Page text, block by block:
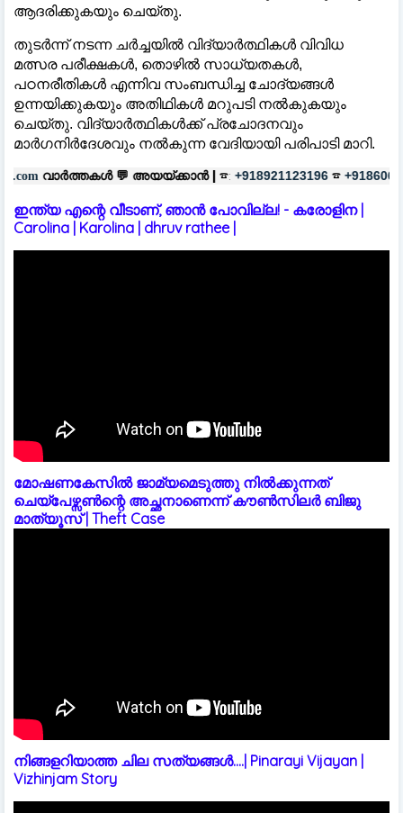
ആദരിക്കുകയും ചെയ്തു.
തുടർന്ന് നടന്ന ചര്‍ച്ചയില്‍ വിദ്യാർത്ഥികൾ വിവിധ
മത്സര പരീക്ഷകൾ, തൊഴിൽ സാധ്യതകൾ,
പഠനരീതികൾ എന്നിവ സംബന്ധിച്ച ചോദ്യങ്ങൾ
ഉന്നയിക്കുകയും അതിഥികൾ മറുപടി നൽകുകയും
ചെയ്തു. വിദ്യാർത്ഥികൾക്ക് പ്രചോദനവും
മാർഗനിർദേശവും നൽകുന്ന വേദിയായി പരിപാടി മാറി.
💬അയയ്ക്കാൻ | ☎: +918921123196 ☎ +918606657037
ഇന്ത്യ എന്റെ വീടാണ്, ഞാൻ പോവില്ല! - കരോളിന |
Carolina | Karolina | dhruv rathee |
മോഷണകേസിൽ ജാമ്യമെടുത്തു നിൽക്കുന്നത്
ചെയ്പേഴ്സൺന്റെ അച്ഛനാണെന്ന് കൗൺസിലർ ബിജു
മാത്യൂസ് | Theft Case
നിങ്ങളറിയാത്ത ചില സത്യങ്ങൾ....| Pinarayi Vijayan |
Vizhinjam Story